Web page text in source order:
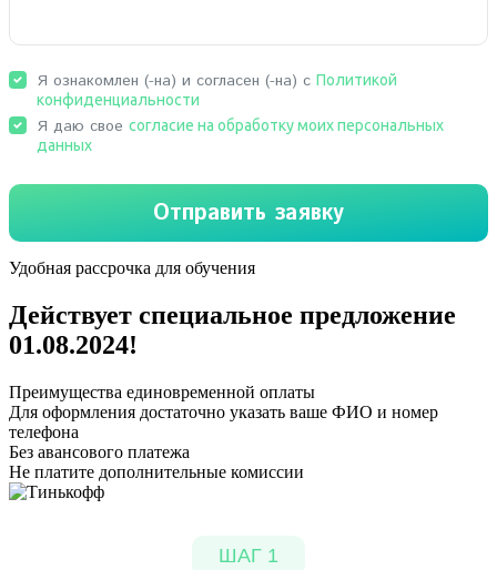
Удобная рассрочка для обучения
Действует специальное предложение
01.08.2024!
Преимущества единовременной оплаты
Для оформления достаточно указать ваше ФИО и номер
телефона
Без авансового платежа
Не платите дополнительные комиссии